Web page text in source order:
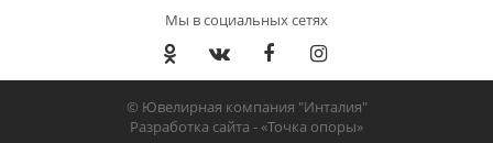
Мы в социальных сетях
© Ювелирная компания "Инталия"
Разработка сайта -«Точка опоры»